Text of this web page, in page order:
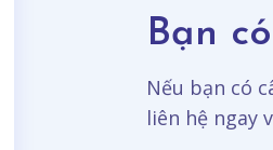
Bạn
Nếu bạn có
liên hệ ngay